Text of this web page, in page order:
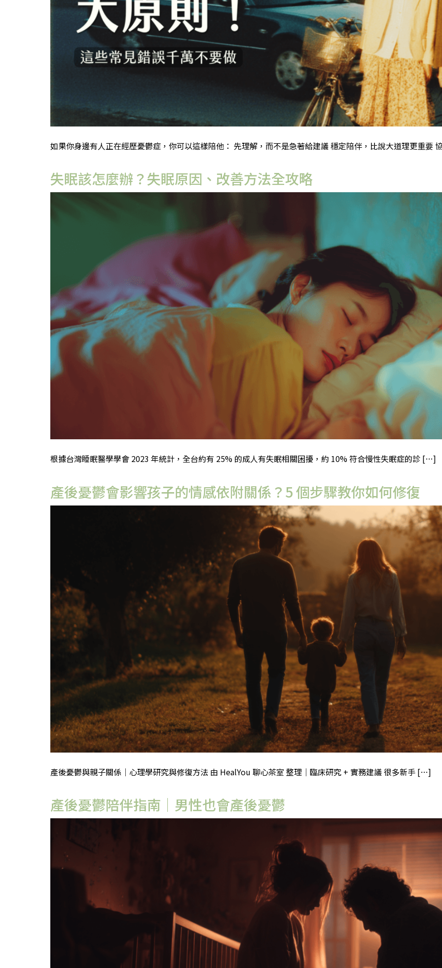
如果你身邊有人正在經歷憂鬱症，你可以這樣陪他： 先理解，而不是急著給建議 穩定陪伴，比說大道理更重要
失眠該怎麼辦？失眠原因、改善方法全攻略
根據台灣睡眠醫學學會 2023 年統計，全台約有 25% 的成人有失眠相關困擾，約 10% 符合慢性失眠症的診 […]
產後憂鬱會影響孩子的情感依附關係？5 個步驟教你如何修復
產後憂鬱與親子關係｜心理學研究與修復方法 由 HealYou 聊心茶室 整理｜臨床研究 + 實務建議 很多新手 […]
產後憂鬱陪伴指南｜男性也會產後憂鬱